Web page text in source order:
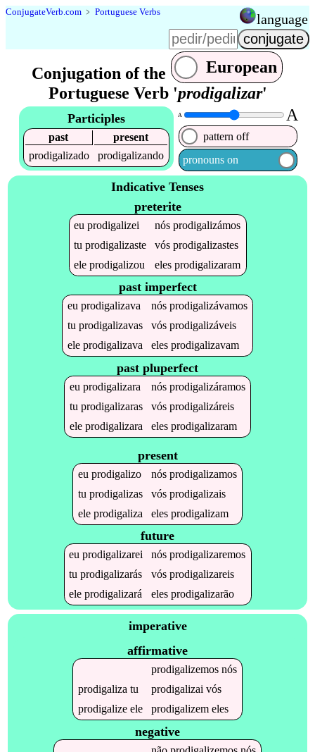
ConjugateVerb.com ﹥ Portuguese Verbs language
Conjugation of the
European
Portuguese Verb 'prodigalizar'
Participles
past
present
prodigalizado
prodigalizando
A A
pattern off
pronouns on
Indicative Tenses
preterite
euprodigalizei nósprodigalizámos
tuprodigalizaste vósprodigalizastes
eleprodigalizou elesprodigalizaram
past imperfect
eu prodigalizava nós prodigalizávamos
tu prodigalizavas vós prodigalizáveis
ele prodigalizava eles prodigalizavam
past pluperfect
eu prodigalizara nós prodigalizáramos
tu prodigalizaras vós prodigalizáreis
ele prodigalizara eles prodigalizaram
present
eu prodigalizo nós prodigalizamos
tu prodigalizas vós prodigalizais
ele prodigaliza eles prodigalizam
future
euprodigalizarei nósprodigalizaremos
tuprodigalizarás vósprodigalizareis
eleprodigalizará elesprodigalizarão
imperative
affirmative
prodigalizemosnós
prodigaliza tu prodigalizai vós
prodigalizeele prodigalizemeles
negative